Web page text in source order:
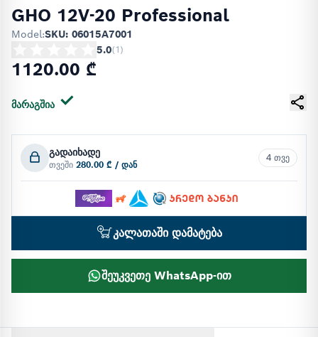
GHO 12V-20 Professional
Model:SKU: 06015A7001
5.0(1 )
1120.00 ₾
მარაგშია
გადაიხადე
თვეში 280.00 ₾ / დან
4 თვე
კალათაში დამატება
შეუკვეთე WhatsApp-ით